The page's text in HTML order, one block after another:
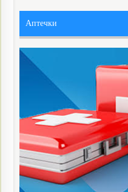
Аптечки